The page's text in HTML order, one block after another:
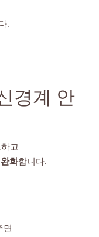
.
경계 안
고
화합니다.
면